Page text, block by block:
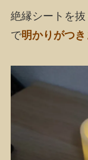
絶縁シートを
で明かりがつき